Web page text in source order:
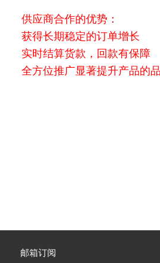
供应商合作的优势：
获得长期稳定的订单增长
实时结算货款，回款有保障
全方位推广显著提升产品的
邮箱订阅